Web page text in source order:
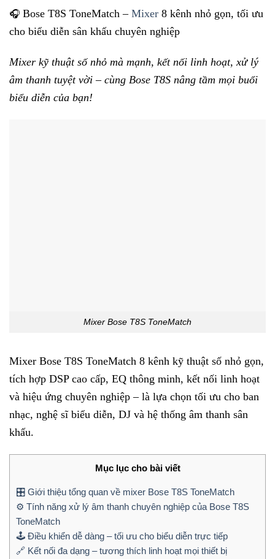
🎧 Bose T8S ToneMatch – Mixer 8 kênh nhỏ gọn, tối ưu
cho biểu diễn sân khấu chuyên nghiệp
Mixer kỹ thuật số nhỏ mà mạnh, kết nối linh hoạt, xử lý
âm thanh tuyệt vời – cùng Bose T8S nâng tầm mọi buổi
biểu diễn của bạn!
Mixer Bose T8S ToneMatch
Mixer Bose T8S ToneMatch 8 kênh kỹ thuật số nhỏ gọn,
tích hợp DSP cao cấp, EQ thông minh, kết nối linh hoạt
và hiệu ứng chuyên nghiệp – là lựa chọn tối ưu cho ban
nhạc, nghệ sĩ biểu diễn, DJ và hệ thống âm thanh sân
khấu.
Mục lục cho bài viết
🎛️ Giới thiệu tổng quan về mixer Bose T8S ToneMatch
⚙️ Tính năng xử lý âm thanh chuyên nghiệp của Bose T8S
ToneMatch
🕹️ Điều khiển dễ dàng – tối ưu cho biểu diễn trực tiếp
🔗 Kết nối đa dạng – tương thích linh hoạt mọi thiết bị